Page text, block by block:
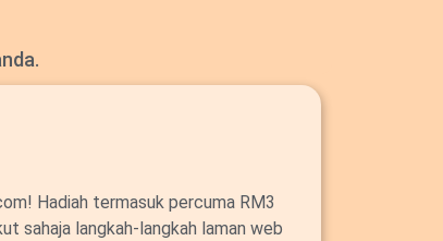
Hadiah termasuk percuma RM3
sahaja langkah-langkah laman web